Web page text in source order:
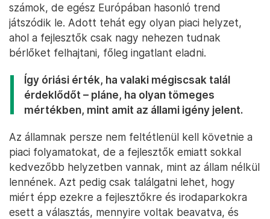
számok, de egész Európában hasonló trend
játszódik le. Adott tehát egy olyan piaci helyzet,
ahol a fejlesztők csak nagy nehezen tudnak
bérlőket felhajtani, főleg ingatlant eladni.
Így óriási érték, ha valaki mégiscsak talál
érdeklődőt – pláne, ha olyan tömeges
mértékben, mint amit az állami igény jelent.
Az államnak persze nem feltétlenül kell követnie a
piaci folyamatokat, de a fejlesztők emiatt sokkal
kedvezőbb helyzetben vannak, mint az állam nélkül
lennének. Azt pedig csak találgatni lehet, hogy
miért épp ezekre a fejlesztőkre és irodaparkokra
esett a választás, mennyire voltak beavatva, és